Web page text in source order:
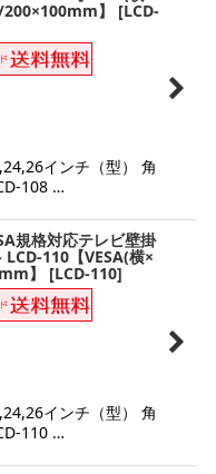
】 [LCD-
インチ（型） 角
108 …
規格対応テレビ壁掛
110【VESA(横×
】 [LCD-110]
インチ（型） 角
110 …